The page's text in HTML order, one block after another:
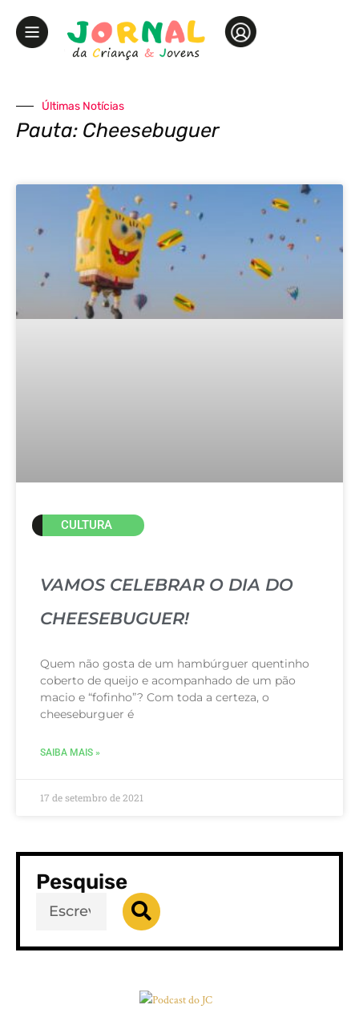
Últimas Notícias
Pauta: Cheesebuguer
CULTURA
VAMOS CELEBRAR O DIA DO
CHEESEBUGUER!
Quem não gosta de um hambúrguer quentinho
coberto de queijo e acompanhado de um pão
macio e “fofinho”? Com toda a certeza, o
cheeseburguer é
SAIBA MAIS »
17 de setembro de 2021
Pesquise